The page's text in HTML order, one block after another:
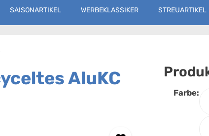
SAISONARTIKEL WERBEKLASSIKER STREUARTIKEL
AluKC
Farbe: